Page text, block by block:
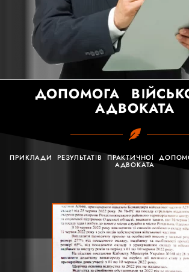
ДОПОМОГА
АДВОКАТА
ПРИКЛАДИ РЕЗУЛЬТАТІВ ПРАКТИЧНОЇ
АДВОКАТА